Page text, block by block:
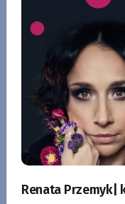
Renata Przemyk|